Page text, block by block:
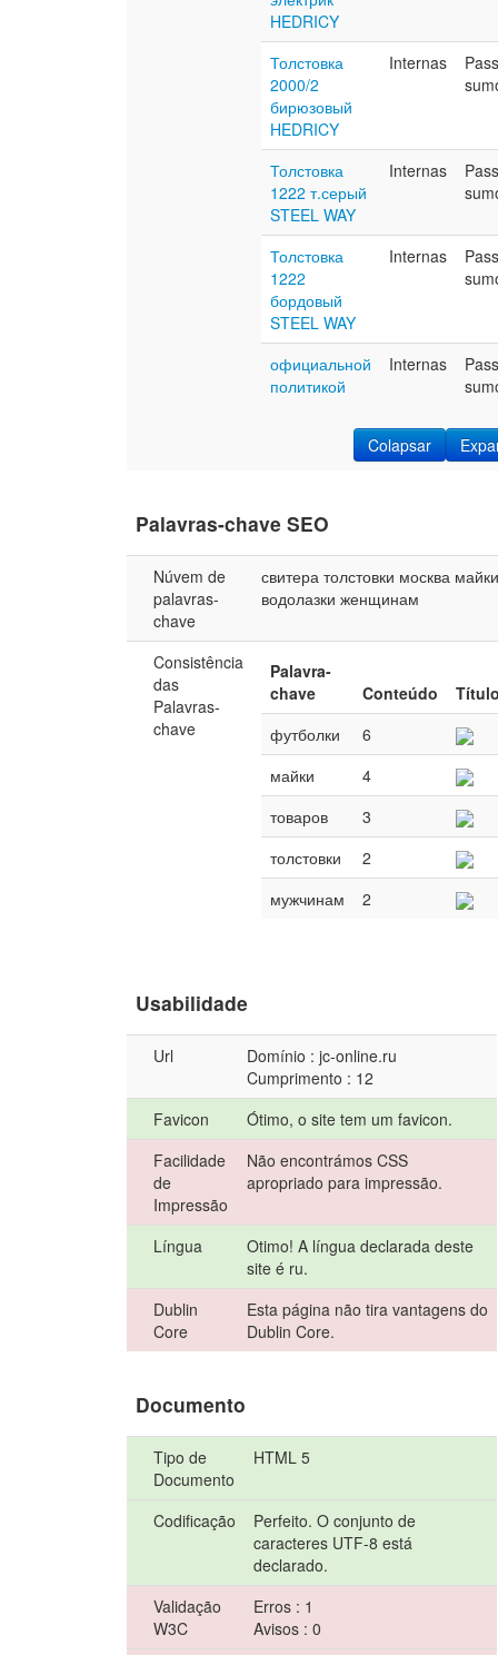
HEDRICY
Толстовка
2000/2
бирюзовый
HEDRICY
Internas
Толстовка
1222 т.серый
STEEL WAY
Internas
Толстовка
1222
бордовый
STEEL WAY
Internas
официальной
политикой
Internas
Colapsar
Palavras-chave SEO
Núvem de
palavras-
chave
свитера толстовки москва
водолазки женщинам
Consistência
das
Palavras-
chave
Palavra-
chave
Conteúdo
футболки
6
майки
4
товаров
3
толстовки
2
мужчинам
2
Usabilidade
Url
Domínio : jc-online.ru
Cumprimento : 12
Favicon
Ótimo, o site tem um favicon.
Facilidade
de
Impressão
Não encontrámos CSS
apropriado para impressão.
Língua
Otimo! A língua declarada deste
site é ru.
Dublin
Core
Esta página não tira vantagens do
Dublin Core.
Documento
Tipo de
Documento
HTML 5
Codificação
Perfeito. O conjunto de
caracteres UTF-8 está
declarado.
Validação
W3C
Erros : 1
Avisos : 0